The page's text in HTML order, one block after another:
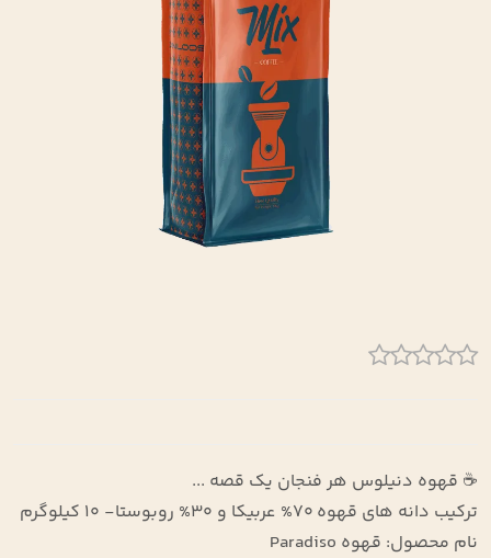
☕ قهوه دنیلوس هر فنجان یک قصه ...
ترکیب دانه های قهوه 70% عربیکا و 30% روبوستا- 10 کیلوگرم
نام محصول: قهوه Paradiso